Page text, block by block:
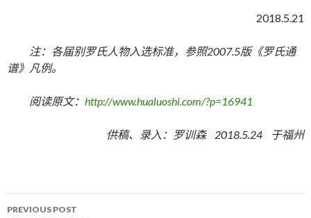
2018.5.21
注：各届别罗氏人物入选标准，参照2007.5版《罗氏通
谱》凡例。
阅读原文： http://www.hualuoshi.com/?p=16941
供稿、录入：罗训森 2018.5.24 于福州
PREVIOUS POST